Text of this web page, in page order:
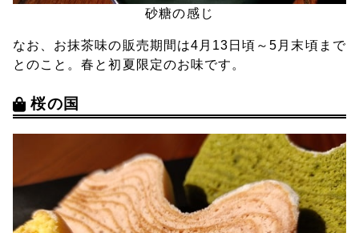
砂糖の感じ
なお、お抹茶味の販売期間は4月13日頃～5月末頃まで
とのこと。春と初夏限定のお味です。
桜の国